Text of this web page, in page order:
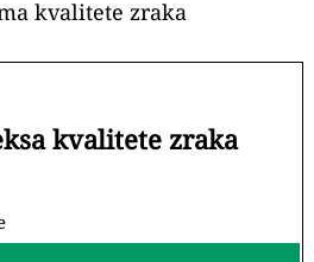
kvalitete zraka
kvalitete zraka